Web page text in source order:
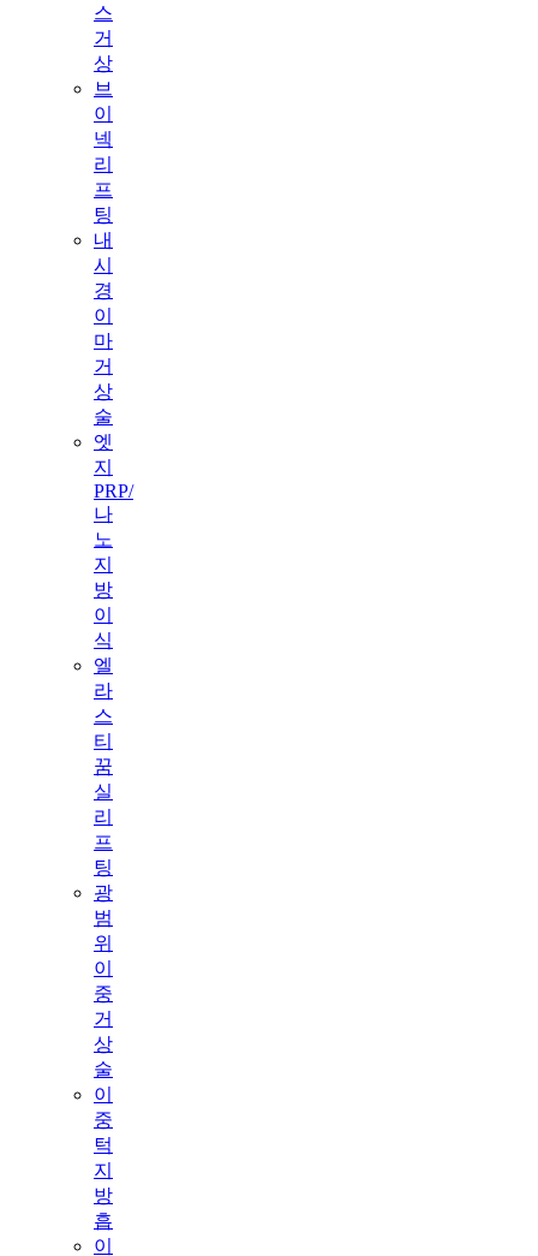
스
거
상
브
이
넥
리
프
팅
내
시
경
이
마
거
상
술
엣
지
PRP/
나
노
지
방
이
식
엘
라
스
티
꿈
실
리
프
팅
광
범
위
이
중
거
상
술
이
중
턱
지
방
흡
이